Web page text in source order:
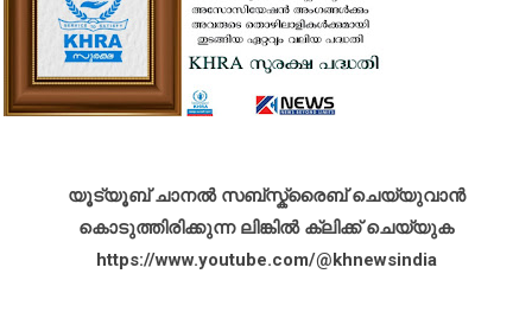
യൂട്യൂബ് ചാനൽ സബ്സ്ക്രൈബ് ചെയ്യുവാൻ
കൊടുത്തിരിക്കുന്ന ലിങ്കിൽ ക്ലിക്ക് ചെയ്യുക
https://www.youtube.com/@khnewsindia